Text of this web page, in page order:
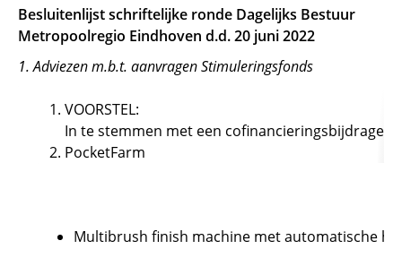
Besluitenlijst schriftelijke ronde Dagelijks Bestuur
Metropoolregio Eindhoven d.d. 20 juni 2022
1. Adviezen m.b.t. aanvragen Stimuleringsfonds
VOORSTEL:
In te stemmen met een cofinancieringsbijdrage
PocketFarm
Multibrush finish machine met automatische